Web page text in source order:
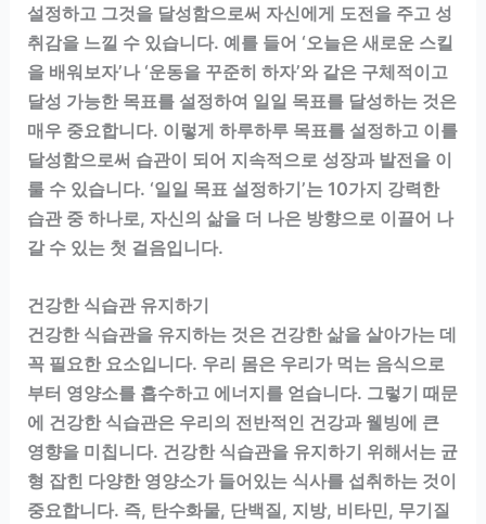
설정하고 그것을 달성함으로써 자신에게 도전을 주고 성
취감을 느낄 수 있습니다. 예를 들어 ‘오늘은 새로운 스킬
을 배워보자’나 ‘운동을 꾸준히 하자’와 같은 구체적이고
달성 가능한 목표를 설정하여 일일 목표를 달성하는 것은
매우 중요합니다. 이렇게 하루하루 목표를 설정하고 이를
달성함으로써 습관이 되어 지속적으로 성장과 발전을 이
룰 수 있습니다. ‘일일 목표 설정하기’는 10가지 강력한
습관 중 하나로, 자신의 삶을 더 나은 방향으로 이끌어 나
갈 수 있는 첫 걸음입니다.
건강한 식습관 유지하기
건강한 식습관을 유지하는 것은 건강한 삶을 살아가는 데
꼭 필요한 요소입니다. 우리 몸은 우리가 먹는 음식으로
부터 영양소를 흡수하고 에너지를 얻습니다. 그렇기 때문
에 건강한 식습관은 우리의 전반적인 건강과 웰빙에 큰
영향을 미칩니다. 건강한 식습관을 유지하기 위해서는 균
형 잡힌 다양한 영양소가 들어있는 식사를 섭취하는 것이
중요합니다. 즉, 탄수화물, 단백질, 지방, 비타민, 무기질